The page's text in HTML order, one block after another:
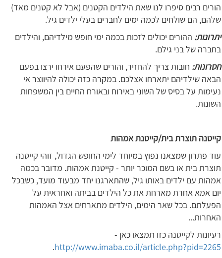
הורים רבים סיפרו לנו שאת הילדים הקטנים (אבל לא קטנים מאד)
שלהם, הם שולחים לכמה ימים לחברים בעלי ילדים גיל.
יתרונות: ההורים יכולים לזכות בכמה ימי חופש מילדיהם, והילדים
בחברה של בני גילם.
חסרונות: חובות צריך להחזיר, והורים שהפעם אירחו ירצו בפעם
הבאה שילדיהם יתארחו אצלכם. במקרה כזה יכולה להיווצר אי
נעימות על בסיס של השוני באירוח ובאורח החיים בין המשפחות
השונות.
קייטנה תוצרת בית/קייטנת אמהות
עוד פתרון שמצאנו נפוץ במיוחד לימי החופש הגדול, זוהי קייטנה
תוצרת בית או בשם המוכר יותר - קייטנת אמהות. מדובר בכמה
אמהות עם ילדים באותו גיל, שהתארגנו יחד מבעוד מועד, כשבכל
יום אמא אחרת מארחת את כל הילדים בביתה ואחראית על
הפעלתם. בכל שאר הימים, הילדים מתארחים אצל האמהות
האחרות...
רעיונות לקייטנה כזו תמצאו כאן -
http://www.imaba.co.il/article.php?pid=2265
.